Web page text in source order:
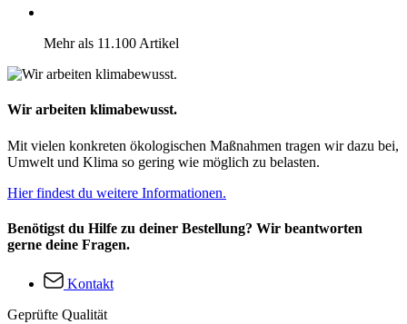
Mehr als 11.100 Artikel
Wir arbeiten klimabewusst.
Mit vielen konkreten ökologischen Maßnahmen tragen wir dazu bei,
Umwelt und Klima so gering wie möglich zu belasten.
Hier findest du weitere Informationen.
Benötigst du Hilfe zu deiner Bestellung? Wir beantworten
gerne deine Fragen.
Kontakt
Geprüfte Qualität